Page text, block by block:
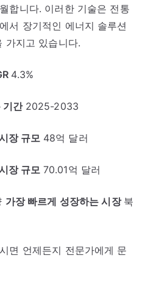
합니다. 이러한 기술은 전통
서 장기적인 에너지 솔루션
가지고 있습니다.
4.3%
기간 2025-2033
장 규모 48억 달러
장 규모 70.01억 달러
가장 빠르게 성장하는 시장 북
면 언제든지 전문가에게 문